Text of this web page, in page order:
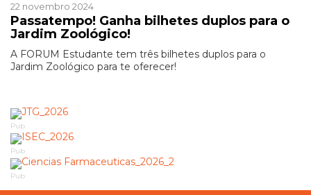
22 novembro 2024
Passatempo! Ganha bilhetes duplos para o
Jardim Zoológico!
A FORUM Estudante tem três bilhetes duplos para o
Jardim Zoológico para te oferecer!
Pub
Pub
Pub